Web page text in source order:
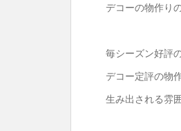
デコーの物作り
毎シーズン好評
デコー定評の物
生み出される雰